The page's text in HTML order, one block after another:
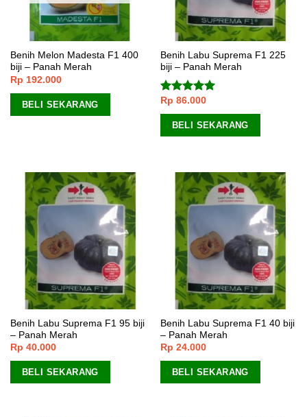
Benih Melon Madesta F1 400
biji – Panah Merah
Rp 192.000
BELI SEKARANG
Benih Labu Suprema F1 225
biji – Panah Merah
Dinilai5.00
dari 5
Rp 86.000
BELI SEKARANG
Benih Labu Suprema F1 95 biji
– Panah Merah
Rp 40.000
BELI SEKARANG
Benih Labu Suprema F1 40 biji
– Panah Merah
Rp 24.000
BELI SEKARANG